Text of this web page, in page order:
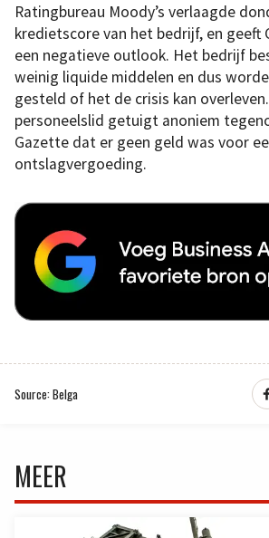
Ratingbureau Moody’s verlaagde
kredietscore van het bedrijf, en geeft
een negatieve outlook. Het bedrijf
weinig liquide middelen en dus
gesteld of het de crisis kan
personeelslid getuigt anoniem
Gazette dat er geen geld was voor
ontslagvergoeding.
Source: Belga
MEER